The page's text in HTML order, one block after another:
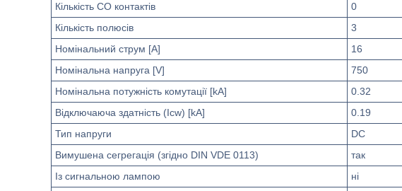
Кількість CO контактів
0
Кількість полюсів
3
Номінальний струм [A]
16
Номінальна напруга [V]
750
Номінальна потужність комутації [kA]
0.32
Відключаюча здатність (Icw) [kA]
0.19
Тип напруги
DC
Вимушена сегрегація (згідно DIN VDE 0113)
так
Із сигнальною лампою
ні